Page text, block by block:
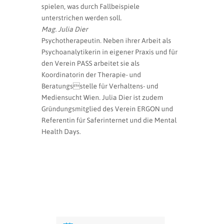
spielen, was durch Fallbeispiele
unterstrichen werden soll.
Mag. Julia Dier
Psychotherapeutin. Neben ihrer Arbeit als
Psychoanalytikerin in eigener Praxis und für
den Verein PASS arbeitet sie als
Koordinatorin der Therapie- und
Beratungsstelle für Verhaltens- und
Mediensucht Wien. Julia Dier ist zudem
Gründungsmitglied des Verein ERGON und
Referentin für Saferinternet und die Mental
Health Days.